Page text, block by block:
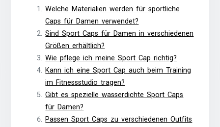
Welche Materialien werden für sportliche
Caps für Damen verwendet?
Sind Sport Caps für Damen in verschiedenen
Größen erhältlich?
Wie pflege ich meine Sport Cap richtig?
Kann ich eine Sport Cap auch beim Training
im Fitnessstudio tragen?
Gibt es spezielle wasserdichte Sport Caps
für Damen?
Passen Sport Caps zu verschiedenen Outfits